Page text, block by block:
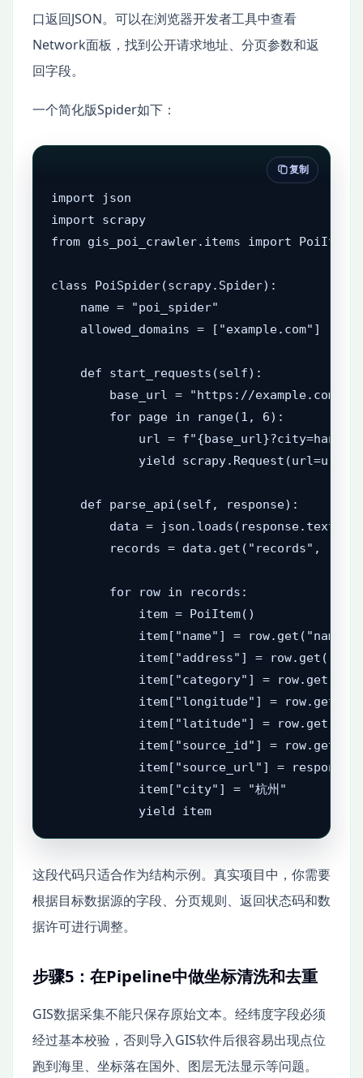
口返回JSON。可以在浏览器开发者工具中查看
Network面板，找到公开请求地址、分页参数和返
回字段。
一个简化版Spider如下：
import json
import scrapy
from gis_poi_crawler.items import PoiItem
class PoiSpider(scrapy.Spider):
    name = "poi_spider"
    allowed_domains = ["example.com"]
    def start_requests(self):
base_url = "https://example.com/
        for page in range(1, 6):
url =
yield scrapy.Request(url=url,
    def parse_api(self, response):
        data = json.loads(response.text)
        records = data.get("records", [])
        for row in records:
            item = PoiItem()
            item["name"] = row.get("name")
item["address"] =
item["category"] =
item["longitude"] =
item["latitude"] =
item["source_id"] =
item["source_url"] =
            item["city"] = "杭州"
复制
这段代码只适合作为结构示例。真实项目中，你需要
根据目标数据源的字段、分页规则、返回状态码和数
据许可进行调整。
步骤5：在Pipeline中做坐标清洗和去重
GIS数据采集不能只保存原始文本。经纬度字段必须
经过基本校验，否则导入GIS软件后很容易出现点位
跑到海里、坐标落在国外、图层无法显示等问题。